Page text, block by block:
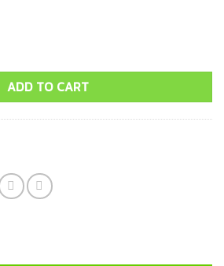
4ตัว 8mp สำหรับติดตั้งเอง quantity
ADD TO CART